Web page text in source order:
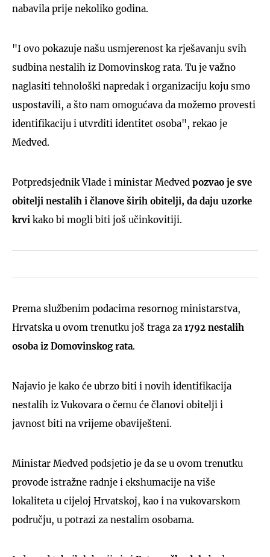
nabavila prije nekoliko godina.
"I ovo pokazuje našu usmjerenost ka rješavanju svih
sudbina nestalih iz Domovinskog rata. Tu je važno
naglasiti tehnološki napredak i organizaciju koju smo
uspostavili, a što nam omogućava da možemo provesti
identifikaciju i utvrditi identitet osoba", rekao je
Medved.
Potpredsjednik Vlade i ministar Medved pozvao je sve
obitelji nestalih i članove širih obitelji, da daju uzorke
krvi kako bi mogli biti još učinkovitiji.
Prema službenim podacima resornog ministarstva,
Hrvatska u ovom trenutku još traga za 1792 nestalih
osoba iz Domovinskog rata.
Najavio je kako će ubrzo biti i novih identifikacija
nestalih iz Vukovara o čemu će članovi obitelji i
javnost biti na vrijeme obaviješteni.
Ministar Medved podsjetio je da se u ovom trenutku
provode istražne radnje i ekshumacije na više
lokaliteta u cijeloj Hrvatskoj, kao i na vukovarskom
području, u potrazi za nestalim osobama.